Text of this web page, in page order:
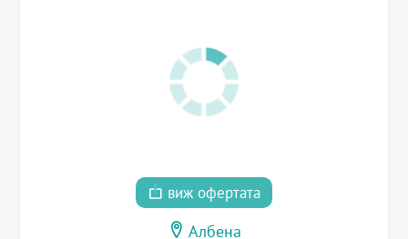
виж офертата
Албена